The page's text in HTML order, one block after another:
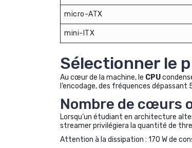
micro-ATX
mini-ITX
Sélectionner le
Au cœur de la machine, le CPU
l’encodage, des fréquences dépassant
Nombre de cœurs
Lorsqu’un étudiant en architecture
streamer privilégiera la quantité de
Attention à la dissipation : 170 W de